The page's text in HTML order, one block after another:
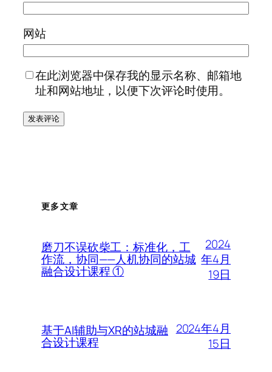
网站
在此浏览器中保存我的显示名称、邮箱地
址和网站地址，以便下次评论时使用。
更多文章
磨刀不误砍柴工：标准化，工
作流，协同——人机协同的站城
融合设计课程 ①
2024
年4月
19日
基于AI辅助与XR的站城融
合设计课程
2024年4月
15日